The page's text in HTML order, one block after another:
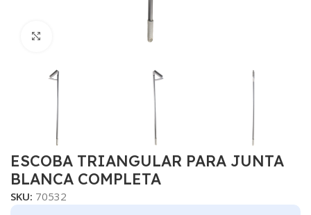
ESCOBA TRIANGULAR PARA JUNTA
BLANCA COMPLETA
SKU: 70532